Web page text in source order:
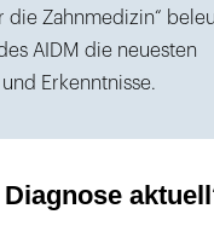
die Zahnmedizin“
AIDM die neuesten
Erkenntnisse.